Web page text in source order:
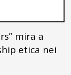
mira a
etica nei